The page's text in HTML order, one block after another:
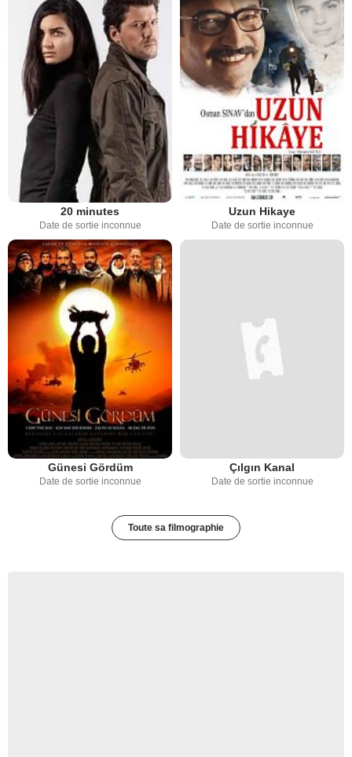
20 minutes
Date de sortie inconnue
Uzun Hikaye
Date de sortie inconnue
Günesi Gördüm
Date de sortie inconnue
Çılgın Kanal
Date de sortie inconnue
Toute sa filmographie